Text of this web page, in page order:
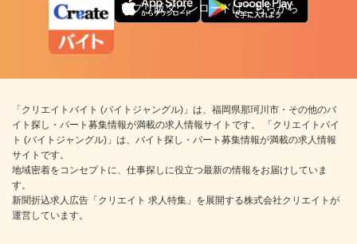
アプリ版ダウンロードはこちらから
「クリエイトバイト (バイトジャングル)」は、福岡県那珂川市・その他のバ
イト探し・パート募集情報が満載の求人情報サイトです。 「クリエイトバイ
ト (バイトジャングル)」は、バイト探し・パート募集情報が満載の求人情報
サイトです。
地域密着をコンセプトに、仕事探しに役立つ最新の情報をお届けしていま
す。
新聞折込求人広告「クリエイト 求人特集」を展開する株式会社クリエイトが
運営しています。